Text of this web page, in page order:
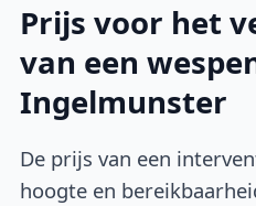
Prijs voor het
van een
Ingelmunster
De prijs van een
hoogte en